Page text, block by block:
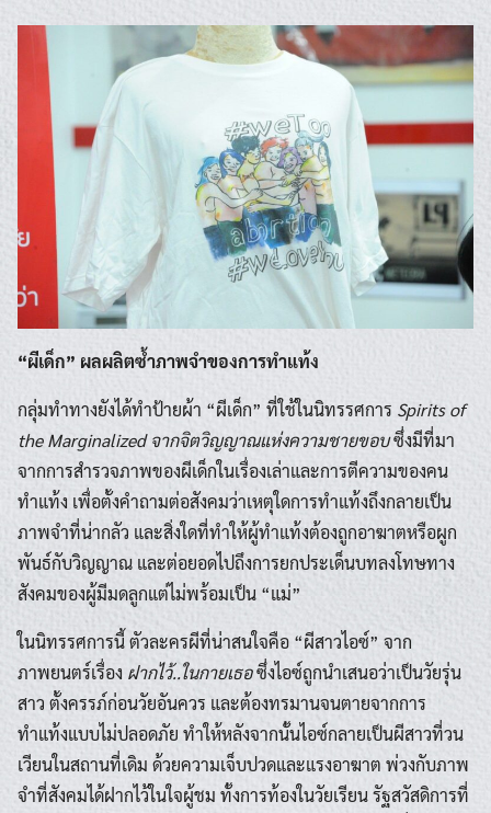
“ผีเด็ก” ผลผลิตซ้ำภาพจำของการทำแท้ง
กลุ่มทำทางยังได้ทำป้ายผ้า “ผีเด็ก” ที่ใช้ในนิทรรศการ Spirits of
the Marginalized จากจิตวิญญาณแห่งความชายขอบซึ่งมีที่มา
จากการสำรวจภาพของผีเด็กในเรื่องเล่าและการตีความของคน
ทำแท้ง เพื่อตั้งคำถามต่อสังคมว่าเหตุใดการทำแท้งถึงกลายเป็น
ภาพจำที่น่ากลัว และสิ่งใดที่ทำให้ผู้ทำแท้งต้องถูกอาฆาตหรือผูก
พันธ์กับวิญญาณ และต่อยอดไปถึงการยกประเด็นบทลงโทษทาง
สังคมของผู้มีมดลูกแต่ไม่พร้อมเป็น “แม่”
ในนิทรรศการนี้ ตัวละครผีที่น่าสนใจคือ “ผีสาวไอซ์” จาก
ภาพยนตร์เรื่อง ฝากไว้..ในกายเธอซึ่งไอซ์ถูกนำเสนอว่าเป็นวัยรุ่น
สาว ตั้งครรภ์ก่อนวัยอันควร และต้องทรมานจนตายจากการ
ทำแท้งแบบไม่ปลอดภัย ทำให้หลังจากนั้นไอซ์กลายเป็นผีสาวที่วน
เวียนในสถานที่เดิม ด้วยความเจ็บปวดและแรงอาฆาต พ่วงกับภาพ
จำที่สังคมได้ฝากไว้ในใจผู้ชม ทั้งการท้องในวัยเรียน รัฐสวัสดิการที่